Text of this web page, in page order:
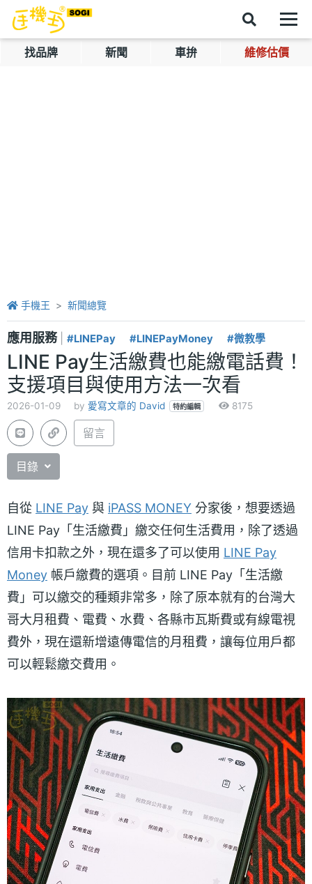
找品牌 新聞 車拚 維修估價
手機王 新聞總覽
應用服務 #LINEPay #LINEPayMoney #微教學
LINE Pay生活繳費也能繳電話費！
支援項目與使用方法一次看
2026-01-09 by 愛寫文章的 David 特約編輯 8175
留言
目錄
自從 LINE Pay 與 iPASS MONEY 分家後，想要透過
LINE Pay「生活繳費」繳交任何生活費用，除了透過
信用卡扣款之外，現在還多了可以使用 LINE Pay
Money 帳戶繳費的選項。目前 LINE Pay「生活繳
費」可以繳交的種類非常多，除了原本就有的台灣大
哥大月租費、電費、水費、各縣市瓦斯費或有線電視
費外，現在還新增遠傳電信的月租費，讓每位用戶都
可以輕鬆繳交費用。